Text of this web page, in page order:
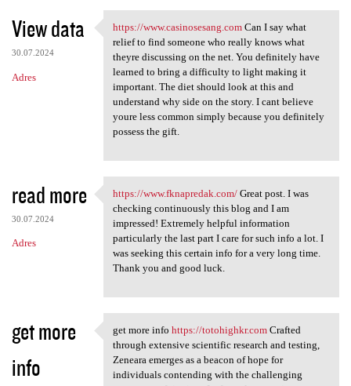
View data
30.07.2024
Adres
https://www.casinosesang.com
https://www.casinosesang.comCan I say what
relief to find someone who really knows what
theyre discussing on the net. You definitely have
learned to bring a difficulty to light making it
important. The diet should look at this and
understand why side on the story. I cant believe
youre less common simply because you definitely
possess the gift.
read more
30.07.2024
Adres
https://www.fknapredak.com/
https://www.fknapredak.com/Great post. I was
checking continuously this blog and I am
impressed! Extremely helpful information
particularly the last part I care for such info a lot. I
was seeking this certain info for a very long time.
Thank you and good luck.
get more
info
get more info https:/
get more info https://totohighkr.comCrafted
through extensive scientific research and testing,
Zeneara emerges as a beacon of hope for
individuals contending with the challenging